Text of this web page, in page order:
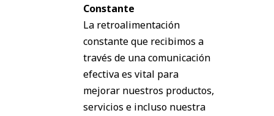
Constante
La retroalimentación
constante que recibimos a
través de una comunicación
efectiva es vital para
mejorar nuestros productos,
servicios e incluso nuestra